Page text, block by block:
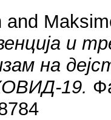
and
и
на
19.